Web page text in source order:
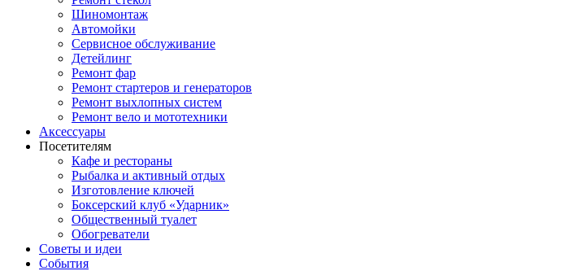
Шиномонтаж
Автомойки
Сервисное обслуживание
Детейлинг
Ремонт фар
Ремонт стартеров и генераторов
Ремонт выхлопных систем
Ремонт вело и мототехники
Аксессуары
Посетителям
Кафе и рестораны
Рыбалка и активный отдых
Изготовление ключей
Боксерский клуб «Ударник»
Общественный туалет
Обогреватели
Советы и идеи
События